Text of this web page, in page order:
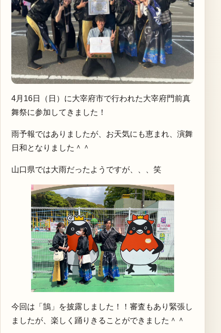
カレンダー
4月16日（日）に大宰府市で行われた大宰府門前真
舞祭に参加してきました！
雨予報ではありましたが、お天気にも恵まれ、演舞
日和となりました＾＾
山口県では大雨だったようですが、、、笑
今回は「鵠」を披露しました！！審査もあり緊張し
ましたが、楽しく踊りきることができました＾＾